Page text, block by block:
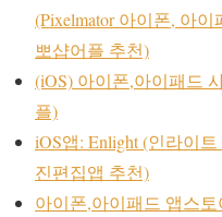
(Pixelmator 아이폰, 아
뽀샵어플 추천)
(iOS) 아이폰,아이패드
플)
iOS앱: Enlight (인라이
진편집앱 추천)
아이폰,아이패드 앱스